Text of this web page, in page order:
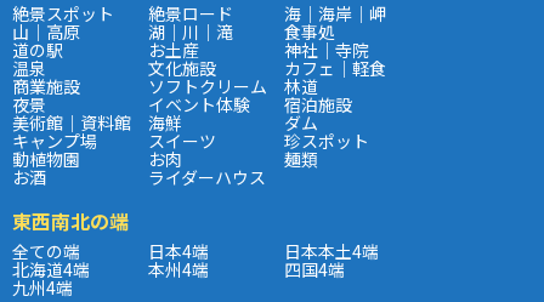
絶景スポット 絶景ロード 海｜海岸｜岬
山｜高原 湖｜川｜滝 食事処
道の駅 お土産 神社｜寺院
温泉 文化施設 カフェ｜軽食
商業施設 ソフトクリーム 林道
夜景 イベント体験 宿泊施設
美術館｜資料館 海鮮 ダム
キャンプ場 スイーツ 珍スポット
動植物園 お肉 麺類
お酒 ライダーハウス
東西南北の端
全ての端 日本4端 日本本土4端
北海道4端 本州4端 四国4端
九州4端